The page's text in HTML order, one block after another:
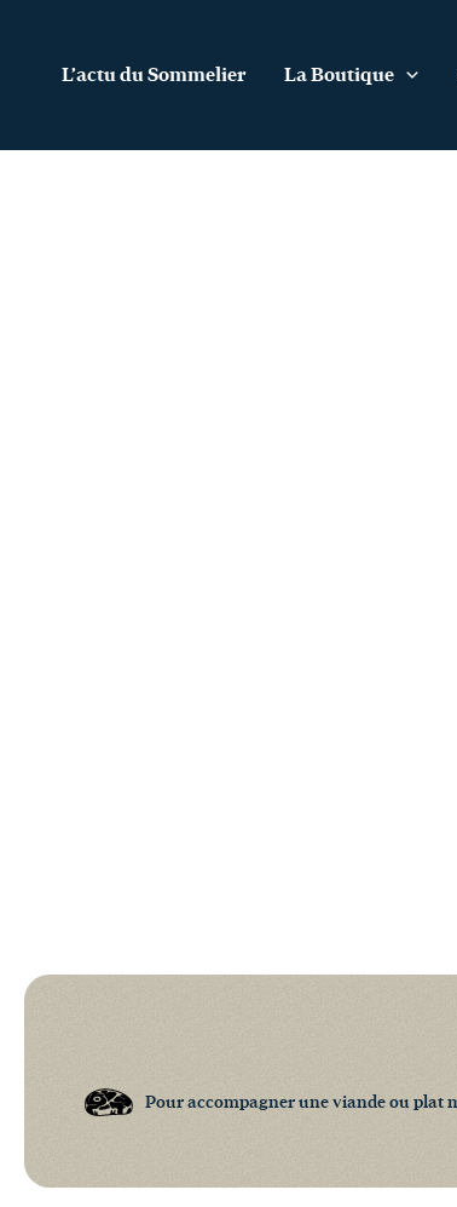
contenuL’actu du Sommelier La Boutique
Pour accompagner une viande ou plat